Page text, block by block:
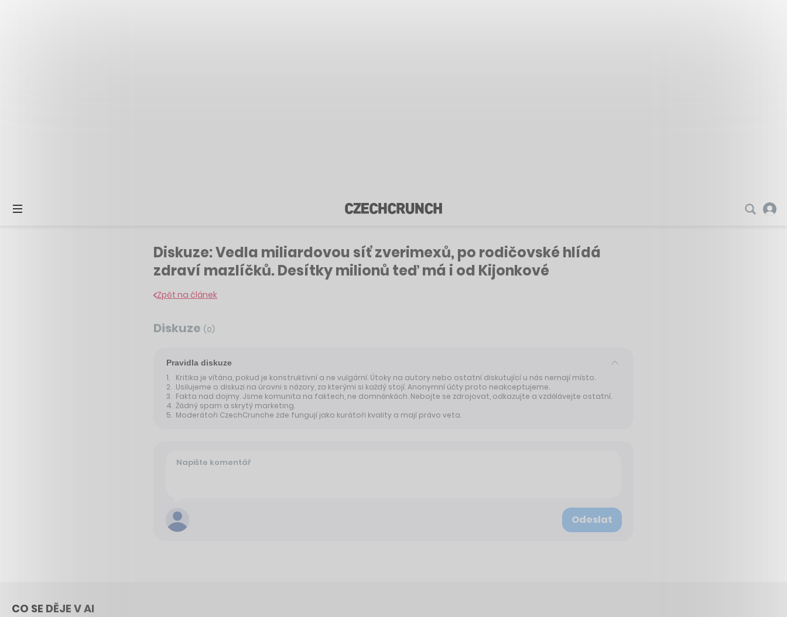
Diskuze: Vedla miliardovou síť zverimexů, po rodičovské hlídá
zdraví mazlíčků. Desítky milionů teď má i od Kijonkové
Zpět na článek
Diskuze (0)
Pravidla diskuze
Kritika je vítána, pokud je konstruktivní a ne vulgární. Útoky na autory nebo ostatní diskutující u nás nemají místo.
Usilujeme o diskuzi na úrovni s názory, za kterými si každý stojí. Anonymní účty proto neakceptujeme.
Fakta nad dojmy. Jsme komunita na faktech, ne domněnkách. Nebojte se zdrojovat, odkazujte a vzdělávejte ostatní.
Žádný spam a skrytý marketing.
Moderátoři CzechCrunche zde fungují jako kurátoři kvality a mají právo veta.
Odeslat
CO SE DĚJE V AI